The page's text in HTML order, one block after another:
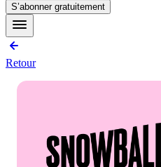
S’abonner gratuitement
Retour